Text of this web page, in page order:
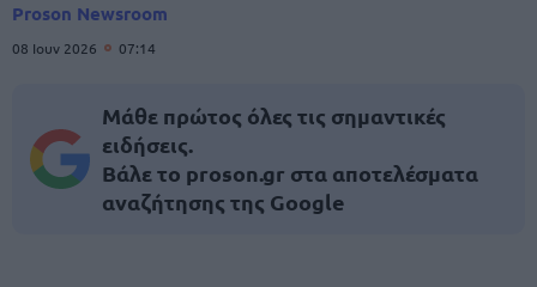
Proson Newsroom
08 Ιουν 2026 07:14
Μάθε πρώτος όλες τις σημαντικές
ειδήσεις.
Βάλε το proson.gr στα αποτελέσματα
αναζήτησης της Google